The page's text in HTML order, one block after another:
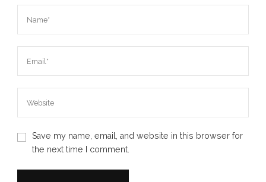
Save my name, email, and website in this browser for
the next time I comment.